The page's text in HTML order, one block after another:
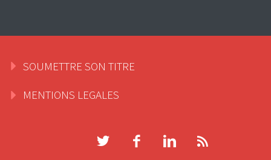
SOUMETTRE SON TITRE
MENTIONS LEGALES